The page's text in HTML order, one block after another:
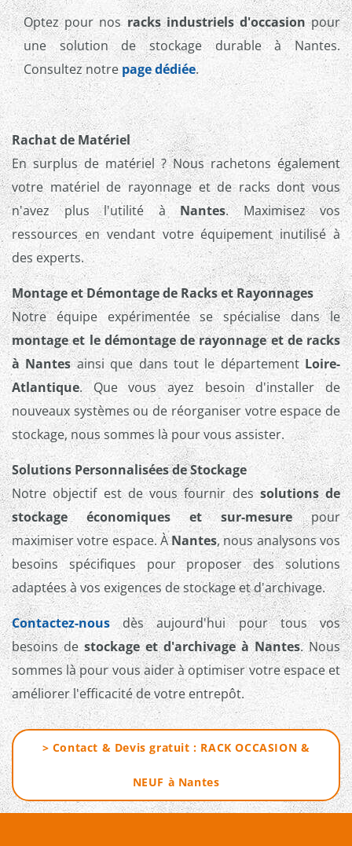
Optez pour nosracks industriels d'occasionpour
une solution de stockage durable à Nantes.
Consultez notre page dédiée.
Rachat de Matériel
En surplus de matériel ? Nous rachetons également
votre matériel de rayonnage et de racks dont vous
n'avez plus l'utilité àNantes. Maximisez vos
ressources en vendant votre équipement inutilisé à
des experts.
Montage et Démontage de Racks et Rayonnages
Notre équipe expérimentée se spécialise dans le
montage et le démontage de rayonnage et de racks
à Nantesainsi que dans tout le département Loire-
Atlantique. Que vous ayez besoin d'installer de
nouveaux systèmes ou de réorganiser votre espace de
stockage, nous sommes là pour vous assister.
Solutions Personnalisées de Stockage
Notre objectif est de vous fournir dessolutions de
stockage économiques et sur-mesurepour
maximiser votre espace. ÀNantes, nous analysons vos
besoins spécifiques pour proposer des solutions
adaptées à vos exigences de stockage et d'archivage.
Contactez-nousdès aujourd'hui pour tous vos
besoins de stockage et d'archivage à Nantes. Nous
sommes là pour vous aider à optimiser votre espace et
améliorer l'efficacité de votre entrepôt.
> Contact & Devis gratuit : RACK OCCASION &
NEUF à Nantes